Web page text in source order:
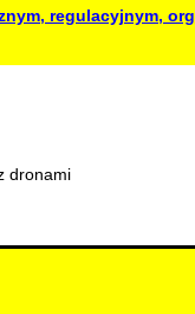
regulacyjnym,
dronami